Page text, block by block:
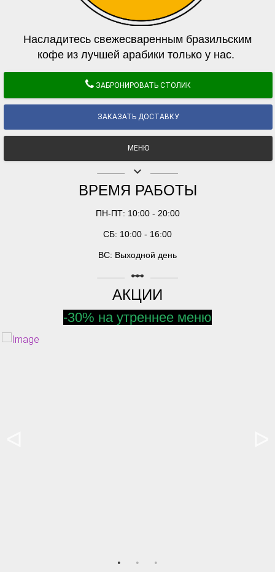
Насладитесь свежесваренным бразильским
кофе из лучшей арабики только у нас.
ЗАБРОНИРОВАТЬ СТОЛИК
ЗАКАЗАТЬ ДОСТАВКУ
МЕНЮ
keyboard_arrow_down
ВРЕМЯ РАБОТЫ
ПН-ПТ: 10:00 - 20:00
СБ: 10:00 - 16:00
ВС: Выходной день
linear_scale
АКЦИИ
-30% на утреннее меню